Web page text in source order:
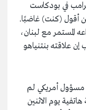
في بودكاست
أقول (كنت) غاضبًا.
مع لبنان،
علاقته بنتنياهو
مسؤول أمريكي لم
يوم الاثنين